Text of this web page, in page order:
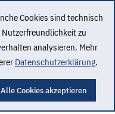
Cookies sind technisch
zu
analysieren. Mehr
Datenschutzerklärung.
Alle Cookies akzeptieren